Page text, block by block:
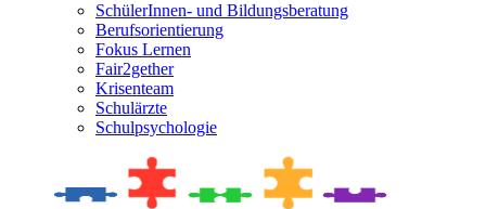
SchülerInnen- und Bildungsberatung
Berufsorientierung
Fokus Lernen
Fair2gether
Krisenteam
Schulärzte
Schulpsychologie